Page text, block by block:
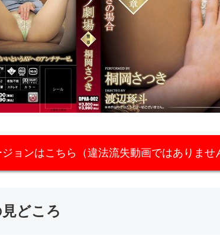
ョンはこちら（違法流失動画ではありませ
どころ